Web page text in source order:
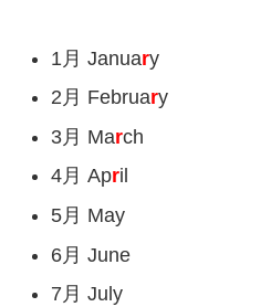
1月 January
2月 February
3月 March
4月 April
5月 May
6月 June
7月 July